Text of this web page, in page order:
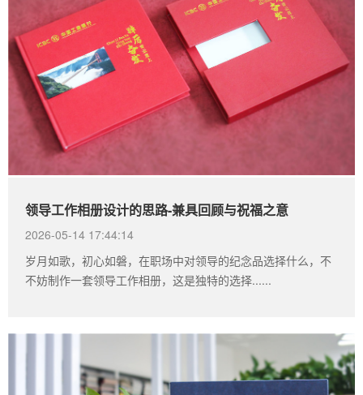
领导工作相册设计的思路-兼具回顾与祝福之意
2026-05-14 17:44:14
岁月如歌，初心如磐，在职场中对领导的纪念品选择什么，不
不妨制作一套领导工作相册，这是独特的选择......